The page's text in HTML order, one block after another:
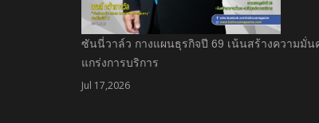
ซันนี่วาล์ว กางแผนธุรกิจปี 69 เน้นสร้างความมั่น
แกร่งการบริการ
Jul 17,2026